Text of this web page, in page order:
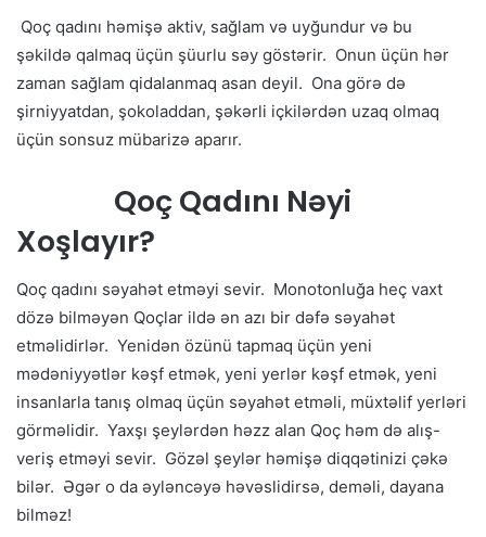
Qoç qadını həmişə aktiv, sağlam və uyğundur və bu
şəkildə qalmaq üçün şüurlu səy göstərir. Onun üçün hər
zaman sağlam qidalanmaq asan deyil. Ona görə də
şirniyyatdan, şokoladdan, şəkərli içkilərdən uzaq olmaq
üçün sonsuz mübarizə aparır.
Qoç Qadını Nəyi
Xoşlayır?
Qoç qadını səyahət etməyi sevir. Monotonluğa heç vaxt
dözə bilməyən Qoçlar ildə ən azı bir dəfə səyahət
etməlidirlər. Yenidən özünü tapmaq üçün yeni
mədəniyyətlər kəşf etmək, yeni yerlər kəşf etmək, yeni
insanlarla tanış olmaq üçün səyahət etməli, müxtəlif yerləri
görməlidir. Yaxşı şeylərdən həzz alan Qoç həm də alış-
veriş etməyi sevir. Gözəl şeylər həmişə diqqətinizi çəkə
bilər. Əgər o da əyləncəyə həvəslidirsə, deməli, dayana
bilməz!